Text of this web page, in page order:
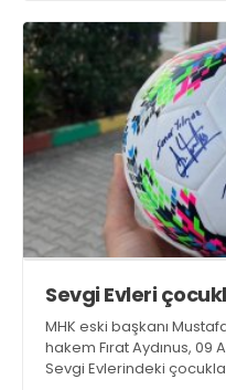
Sevgi Evleri
MHK eski başkanı Mustafa Çulcu ve FİFA
hakem Fırat Aydınus, 09
Sevgi Evlerindeki